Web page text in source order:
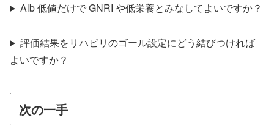
Alb 低値だけで GNRI や低栄養とみなしてよいですか？
評価結果をリハビリのゴール設定にどう結びつければ
よいですか？
次の一手